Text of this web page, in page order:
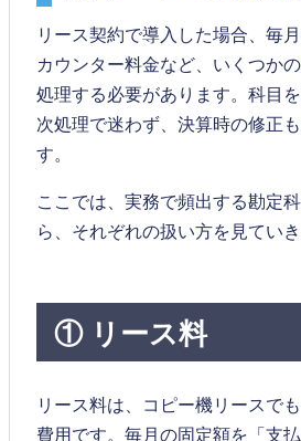
リース契約で導入した場合、毎
カウンター料金など、いくつか
処理する必要があります。科目
次処理で迷わず、決算時の修正
す。
ここでは、実務で頻出する勘定
ら、それぞれの扱い方を見ていき
① リース料
リース料は、コピー機リースで
費用です。毎月の固定額を「支